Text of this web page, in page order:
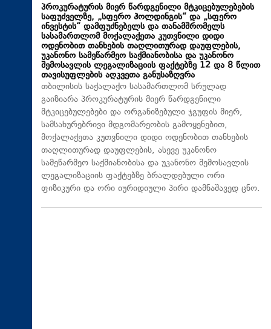
პროკურატურის მიერ წარდგენილი მტკიცებულებების
საფუძველზე, „სფერო ჰოლდინგის“ და „სფერო
ინვესტის“ დამფუძნებელს და თანამშრომელს
სასამართლომ მოქალაქეთა კუთვნილი დიდი
ოდენობით თანხების თაღლითურად დაუფლების,
უკანონო სამეწარმეო საქმიანობისა და უკანონო
შემოსავლის ლეგალიზაციის ფაქტებზე 12 და 8 წლით
თავისუფლების აღკვეთა განუსაზღვრა
თბილისის საქალაქო სასამართლომ სრულად
გაიზიარა პროკურატურის მიერ წარდგენილი
მტკიცებულებები და ორგანიზებული ჯგუფის მიერ,
სამსახურებრივი მდგომარეობის გამოყენებით,
მოქალაქეთა კუთვნილი დიდი ოდენობით თანხების
თაღლითურად დაუფლების, ასევე უკანონო
სამეწარმეო საქმიანობისა და უკანონო შემოსავლის
ლეგალიზაციის ფაქტებზე ბრალდებული ორი
ფიზიკური და ორი იურიდიული პირი დამნაშავედ ცნო.